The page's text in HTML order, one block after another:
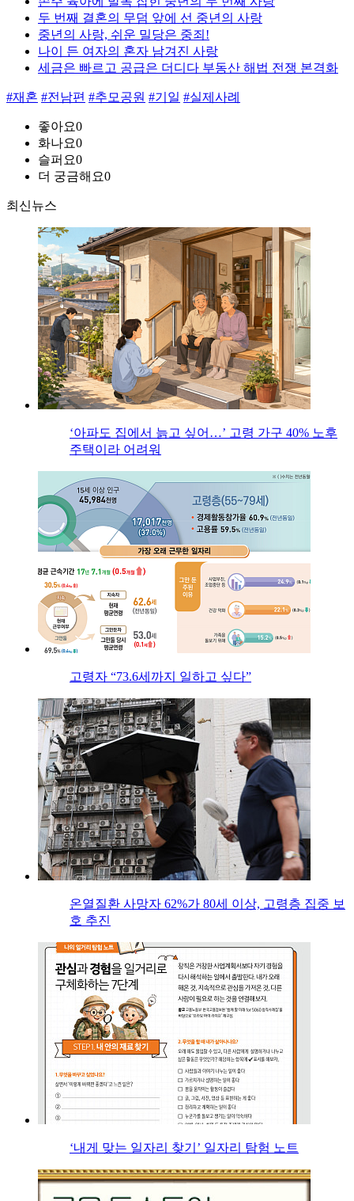
두 번째 결혼의 무덤 앞에 선 중년의 사랑
중년의 사랑, 쉬운 밀당은 중죄!
나이 든 여자의 혼자 남겨진 사랑
세금은 빠르고 공급은 더디다 부동산 해법 전쟁 본격화
#재혼 #전남편 #추모공원 #기일 #실제사례
좋아요0
화나요0
슬퍼요0
더 궁금해요0
최신뉴스
‘아파도 집에서 늙고 싶어…’ 고령 가구 40% 노후
주택이라 어려워
고령자 “73.6세까지 일하고 싶다”
온열질환 사망자 62%가 80세 이상, 고령층 집중 보
호 추진
‘내게 맞는 일자리 찾기’ 일자리 탐험 노트